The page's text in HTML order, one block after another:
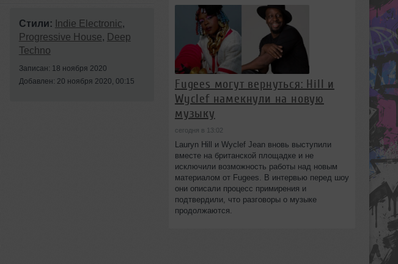
Стили: Indie Electronic,
Progressive House, Deep
Techno
Записан: 18 ноября 2020
Добавлен: 20 ноября 2020, 00:15
Fugees могут вернуться: Hill и
Wyclef намекнули на новую
музыку
сегодня в 13:02
Lauryn Hill и Wyclef Jean вновь выступили
вместе на британской площадке и не
исключили возможность работы над новым
материалом от Fugees. В интервью перед шоу
они описали процесс примирения и
подтвердили, что разговоры о музыке
продолжаются.